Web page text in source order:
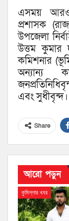
এসময় আরও
প্রশাসক
উপজেলা
উত্তম কুমার
কমিশনার
অন্যান্য
এবং সুধীবৃন্দ।
Share
আরো পড়ুন
কুমিল্লার খবর